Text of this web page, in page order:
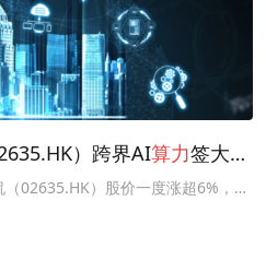
）跨界AI算力签大
02635.HK）股价一度涨超6%，截